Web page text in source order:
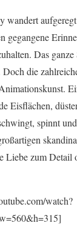
wandert
gegangene
Das
die
Eisflächen,
spinnt
Liebe zum Detail
watch?